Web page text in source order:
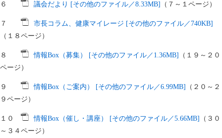
６ 議会だより [その他のファイル／8.33MB] （７～１ページ）
７
市長コラム、健康マイレージ [その他のファイル／740KB]
（１８ページ）
８ 情報Box（募集） [その他のファイル／1.36MB]
（１９～２０
ページ）
９ 情報Box（ご案内） [その他のファイル／6.99MB]
（２０～２
９ページ）
１０ 情報Box（催し・講座） [その他のファイル／5.66MB]
（３０
～３４ページ）